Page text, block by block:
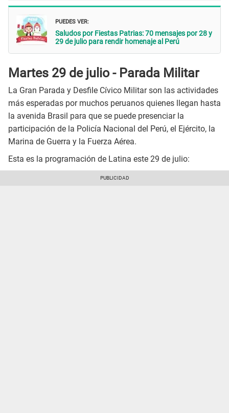
PUEDES VER:
Saludos por Fiestas Patrias: 70 mensajes por 28 y
29 de julio para rendir homenaje al Perú
Martes 29 de julio - Parada Militar
La Gran Parada y Desfile Cívico Militar son las actividades
más esperadas por muchos peruanos quienes llegan hasta
la avenida Brasil para que se puede presenciar la
participación de la Policía Nacional del Perú, el Ejército, la
Marina de Guerra y la Fuerza Aérea.
Esta es la programación de Latina este 29 de julio: